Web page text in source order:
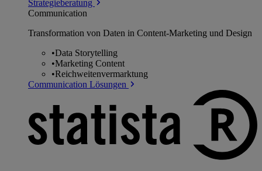
Strategieberatung
Communication
Transformation von Daten in Content-Marketing und Design
•Data Storytelling
•Marketing Content
•Reichweitenvermarktung
Communication Lösungen